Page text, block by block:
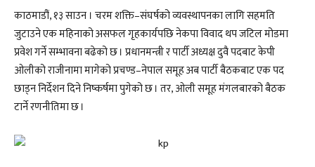
काठमाडौं, १३ साउन । चरम शक्ति–संघर्षको व्यवस्थापनका लागि सहमति
जुटाउने एक महिनाको असफल गृहकार्यपछि नेकपा विवाद थप जटिल मोडमा
प्रवेश गर्ने सम्भावना बढेको छ । प्रधानमन्त्री र पार्टी अध्यक्ष दुवै पदबाट केपी
ओलीको राजीनामा मागेको प्रचण्ड–नेपाल समूह अब पार्टी बैठकबाट एक पद
छाड्न निर्देशन दिने निष्कर्षमा पुगेको छ । तर, ओली समूह मंगलबारको बैठक
टार्ने रणनीतिमा छ ।